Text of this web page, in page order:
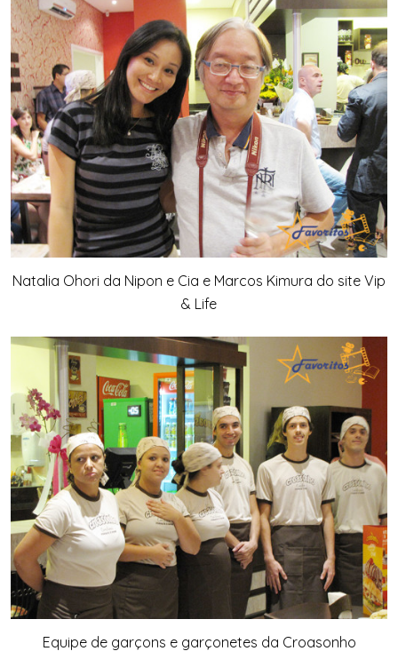
Natalia Ohori da Nipon e Cia e Marcos Kimura do site Vip
& Life
Equipe de garçons e garçonetes da Croasonho